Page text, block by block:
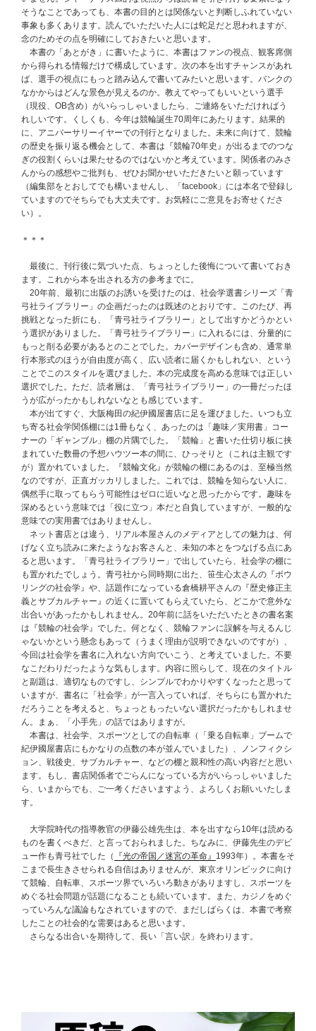
そうなことであっても、本書の目的とは関係ないと判断しふれていない
事象も多くあります。読んでいただいた人には蛇足だと思われますが、
念のためその点を明確にしておきたいと思います。
本書の「あとがき」に書いたように、本書はファンの視点、観客席側
から得られる情報だけで構成しています。次の本を出すチャンスがあれ
ば、選手の視点にもっと踏み込んで書いてみたいと思います。バンクの
なかからはどんな景色が見えるのか。教えてやってもいいという選手
（現役、OB含め）がいらっしゃいましたら、ご連絡をいただければう
れしいです。くしくも、今年は競輪誕生70周年にあたります。結果的
に、アニバーサリーイヤーでの刊行となりました。未来に向けて、競輪
の歴史を振り返る機会として、本書は『競輪70年史』が出るまでのつな
ぎの役割くらいは果たせるのではないかと考えています。関係者のみさ
んからの感想やご批判も、ぜひお聞かせいただきたいと願っています
（編集部をとおしてでも構いませんし、「facebook」には本名で登録し
ていますのでそちらでも大丈夫です。お気軽にご意見をお寄せくださ
い）。
＊＊＊
最後に、刊行後に気づいた点、ちょっとした後悔について書いておき
ます。これから本を出される方の参考までに。
20年前、最初に出版のお誘いを受けたのは、社会学選書シリーズ「青
弓社ライブラリー」の企画だったのは既述のとおりです。このたび、再
挑戦となった折にも、「青弓社ライブラリー」として出すかどうかとい
う選択がありました。「青弓社ライブラリー」に入れるには、分量的に
もっと削る必要があるとのことでした。カバーデザインも含め、通常単
行本形式のほうが自由度が高く、広い読者に届くかもしれない、という
ことでこのスタイルを選びました。本の完成度を高める意味では正しい
選択でした。ただ、読者層は、「青弓社ライブラリー」の一冊だったほ
うが広がったかもしれないなとも感じています。
本が出てすぐ、大阪梅田の紀伊國屋書店に足を運びました。いつも立
ち寄る社会学関係棚には1冊もなく、あったのは「趣味／実用書」コー
ナーの「ギャンブル」棚の片隅でした。「競輪」と書いた仕切り板に挟
まれていた数冊の予想ハウツー本の間に、ひっそりと（これは主観です
が）置かれていました。『競輪文化』が競輪の棚にあるのは、至極当然
なのですが、正直ガッカリしました。これでは、競輪を知らない人に、
偶然手に取ってもらう可能性はゼロに近いなと思ったからです。趣味を
深めるという意味では「役に立つ」本だと自負していますが、一般的な
意味での実用書ではありませんし。
ネット書店とは違う、リアル本屋さんのメディアとしての魅力は、何
げなく立ち読みに来たようなお客さんと、未知の本とをつなげる点にあ
ると思います。「青弓社ライブラリー」で出していたら、社会学の棚に
も置かれたでしょう。青弓社から同時期に出た、笹生心太さんの『ボウ
リングの社会学』や、話題作になっている倉橋耕平さんの『歴史修正主
義とサブカルチャー』の近くに置いてもらえていたら、どこかで意外な
出合いがあったかもしれません。20年前に話をいただいたときの書名案
は『競輪の社会学』でした。何となく、競輪ファンに誤解を与えるんじ
ゃないかという懸念もあって（うまく理由が説明できないのですが）、
今回は社会学を書名に入れない方向でいこう、と考えていました。不要
なこだわりだったような気もします。内容に照らして、現在のタイトル
と副題は、適切なものですし、シンプルでわかりやすくなったと思って
いますが、書名に「社会学」が一言入っていれば、そちらにも置かれた
だろうことを考えると、ちょっともったいない選択だったかもしれませ
ん。まぁ、「小手先」の話ではありますが。
本書は、社会学、スポーツとしての自転車（「乗る自転車」ブームで
紀伊國屋書店にもかなりの点数の本が並んでいました）、ノンフィクシ
ョン、戦後史、サブカルチャー、などの棚と親和性の高い内容だと思い
ます。もし、書店関係者でごらんになっている方がいらっしゃいました
ら、いまからでも、ご一考くださいますよう、よろしくお願いいたしま
す。
大学院時代の指導教官の伊藤公雄先生は、本を出すなら10年は読める
ものを書くべきだ、と言っておられました。ちなみに、伊藤先生のデビ
ュー作も青弓社でした（
『光の帝国／迷宮の革命』 1993年）。本書をそ
こまで長生きさせられる自信はありませんが、東京オリンピックに向け
て競輪、自転車、スポーツ界でいろいろ動きがありますし、スポーツを
めぐる社会問題が話題になることも続いています。また、カジノをめぐ
っていろんな議論もなされていますので、まだしばらくは、本書で考察
したことの社会的な需要はあると思います。
さらなる出合いを期待して、長い「言い訳」を終わります。